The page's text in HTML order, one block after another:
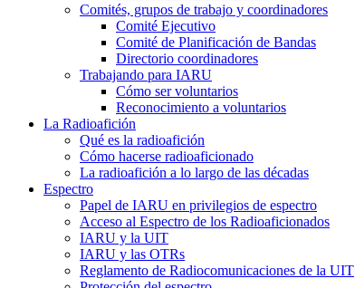
Comités, grupos de trabajo y coordinadores
Comité Ejecutivo
Comité de Planificación de Bandas
Directorio coordinadores
Trabajando para IARU
Cómo ser voluntarios
Reconocimiento a voluntarios
La Radioafición
Qué es la radioafición
Cómo hacerse radioaficionado
La radioafición a lo largo de las décadas
Espectro
Papel de IARU en privilegios de espectro
Acceso al Espectro de los Radioaficionados
IARU y la UIT
IARU y las OTRs
Reglamento de Radiocomunicaciones de la UIT